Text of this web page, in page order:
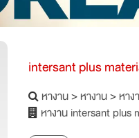
intersant plus
หางาน>หางาน>หาง
หางาน intersant plus